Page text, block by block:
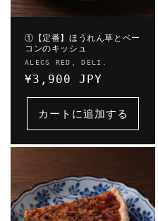
①【定番】ほうれん草とベー
コンのキッシュ
販
売
ALECS RED, DELI.
通
常
格
¥3,900 JPY
カートに追加する